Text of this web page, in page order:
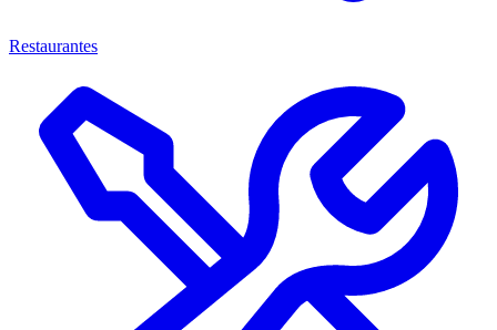
Restaurantes